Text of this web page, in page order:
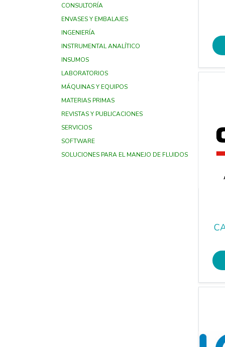
CONSULTORÍA
ENVASES Y EMBALAJES
INGENIERÍA
INSTRUMENTAL ANALÍTICO
INSUMOS
LABORATORIOS
MÁQUINAS Y EQUIPOS
MATERIAS PRIMAS
REVISTAS Y PUBLICACIONES
SERVICIOS
SOFTWARE
SOLUCIONES PARA EL MANEJO DE FLUIDOS